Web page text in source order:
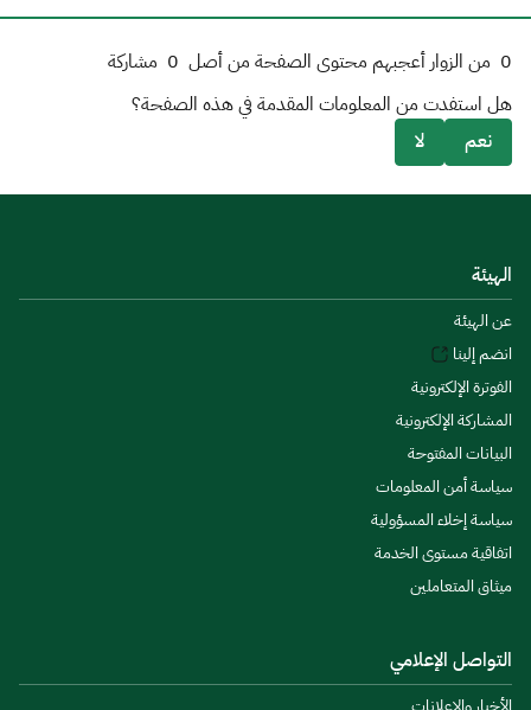
0 من الزوار أعجبهم محتوى الصفحة من أصل 0 مشاركة
هل استفدت من المعلومات المقدمة في هذه الصفحة؟
نعم
لا
الهيئة
عن الهيئة
انضم إلينا
الفوترة الإلكترونية
المشاركة الإلكترونية
البيانات المفتوحة
سياسة أمن المعلومات
سياسة إخلاء المسؤولية
اتفاقية مستوى الخدمة
ميثاق المتعاملين
التواصل الإعلامي